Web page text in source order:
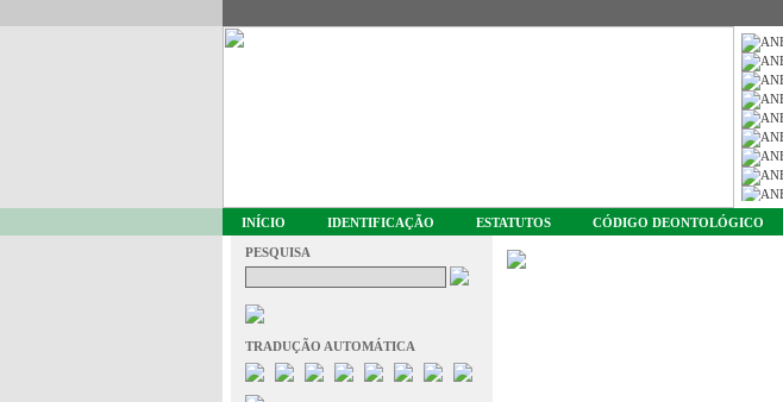
INÍCIO IDENTIFICAÇÃO ESTATUTOS CÓDIGO DEONTOLÓGICO
PESQUISA
TRADUÇÃO AUTOMÁTICA